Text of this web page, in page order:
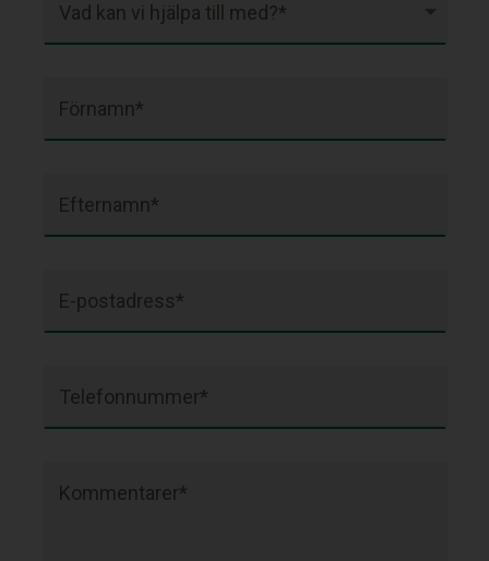
Vad kan vi hjälpa till med?*
Förnamn*
Efternamn*
E-postadress*
Telefonnummer*
Kommentarer*